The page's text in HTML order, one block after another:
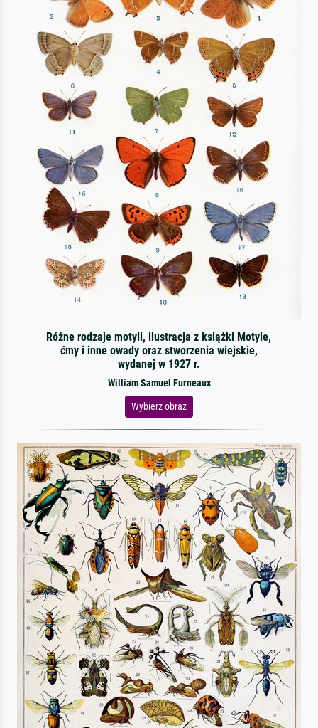
Różne rodzaje motyli, ilustracja z książki Motyle,
ćmy i inne owady oraz stworzenia wiejskie,
wydanej w 1927 r.
William Samuel Furneaux
Wybierz obraz